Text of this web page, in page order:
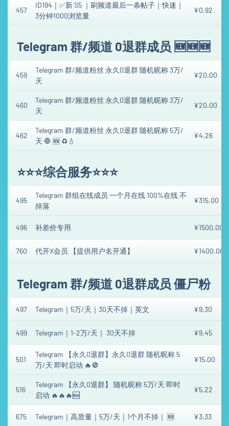
457
ID194｜✅新 S5 ｜刷频道最后一条帖子｜快速｜
3分钟1000浏览量
¥0.92
Telegram 群/频道 0退群成员 🆕🆕🆕
459
Telegram 群/频道粉丝 永久0退群 随机昵称 3万/
天
¥20.00
460
Telegram 群/频道粉丝 永久0退群 随机昵称 3万/
天
¥20.00
462
Telegram 群/频道粉丝 永久0退群 随机昵称 5万/
天 🛑 🆕 ♻️💧
¥4.26
⭐⭐⭐综合服务⭐⭐⭐
495
Telegram 群组在线成员 一个月在线 100%在线 不
掉落
¥315.00
496 补差价专用 ¥1500.00
760 代开X会员 【提供用户名开通】 ¥1400.00
Telegram 群/频道 0退群成员 僵尸粉
497 Telegram｜5万/天｜30天不掉｜英文 ¥9.30
499 Telegram｜1-2万/天｜ 30天不掉 ¥9.45
501
Telegram 【永久0退群】永久0退群 随机昵称 5
万/天 即时启动 🔥🚫
¥15.00
516
Telegram 【永久0退群】 随机昵称 5万/天 即时
启动 🔥🔥🔥🆕
¥5.22
675 Telegram｜高质量｜5万/天｜1个月不掉｜ 🆕 ¥3.33